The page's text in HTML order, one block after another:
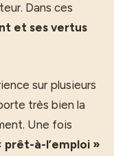
Dans ces
et ses vertus
sur plusieurs
très bien la
Une fois
à-l’emploi »